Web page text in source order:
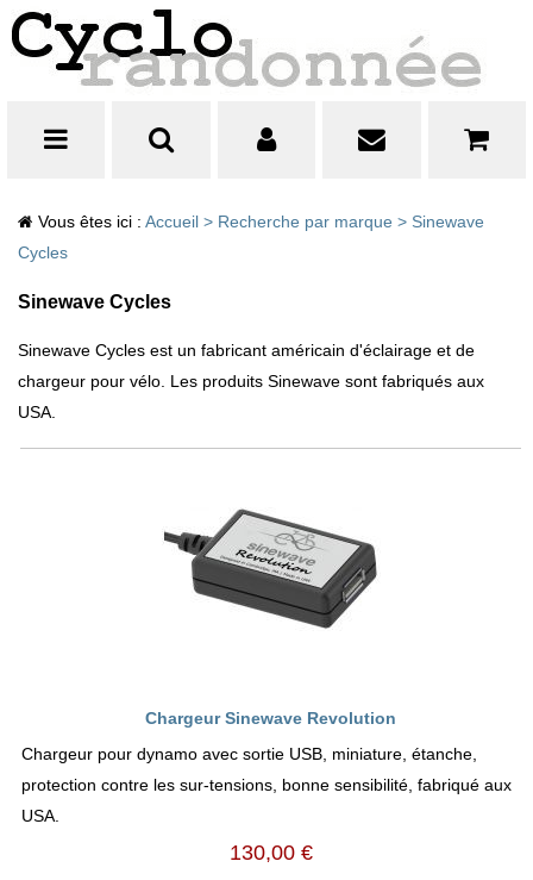
Vous êtes ici : Accueil > Recherche par marque > Sinewave
Cycles
Sinewave Cycles
Sinewave Cycles est un fabricant américain d'éclairage et de
chargeur pour vélo. Les produits Sinewave sont fabriqués aux
USA.
Chargeur Sinewave Revolution
Chargeur pour dynamo avec sortie USB, miniature, étanche,
protection contre les sur-tensions, bonne sensibilité, fabriqué aux
USA.
130,00 €